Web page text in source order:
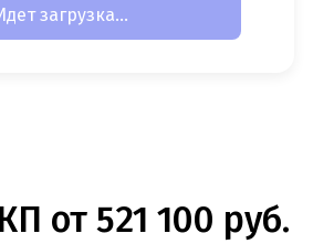
загрузка...
от 521 100 руб.